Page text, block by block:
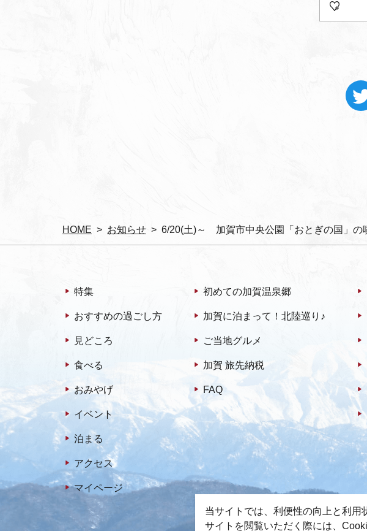
HOME お知らせ 6/20(土)～ 加賀市中央公園「おとぎの国」
特集
おすすめの過ごし方
見どころ
食べる
おみやげ
イベント
泊まる
アクセス
マイページ
初めての加賀温泉郷
加賀に泊まって！北陸巡り♪
ご当地グルメ
加賀 旅先納税
FAQ
当サイトでは、利便性の向上と利用
サイトを閲覧いただく際には、